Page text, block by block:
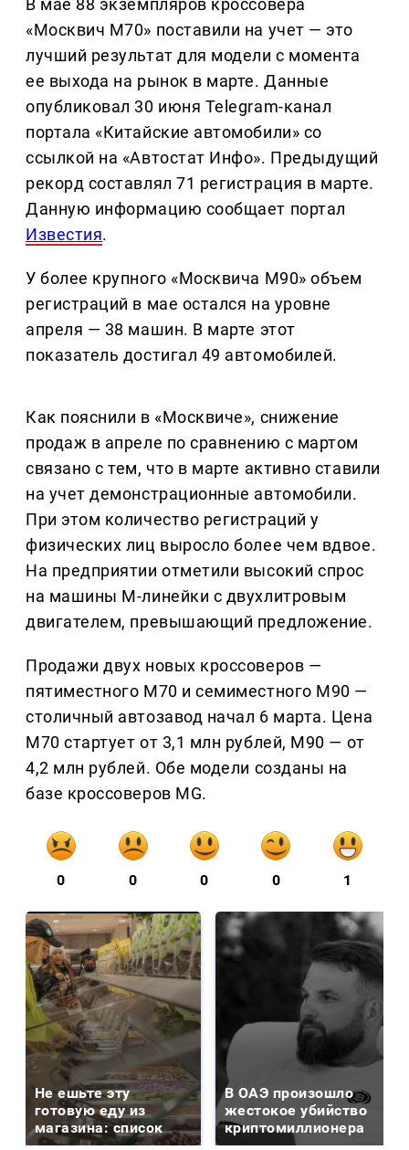
В мае 88 экземпляров кроссовера
«Москвич М70» поставили на учет — это
лучший результат для модели с момента
ее выхода на рынок в марте. Данные
опубликовал 30 июня Telegram-канал
портала «Китайские автомобили» со
ссылкой на «Автостат Инфо». Предыдущий
рекорд составлял 71 регистрация в марте.
Данную информацию сообщает портал
Известия.
У более крупного «Москвича М90» объем
регистраций в мае остался на уровне
апреля — 38 машин. В марте этот
показатель достигал 49 автомобилей.
Как пояснили в «Москвиче», снижение
продаж в апреле по сравнению с мартом
связано с тем, что в марте активно ставили
на учет демонстрационные автомобили.
При этом количество регистраций у
физических лиц выросло более чем вдвое.
На предприятии отметили высокий спрос
на машины М-линейки с двухлитровым
двигателем, превышающий предложение.
Продажи двух новых кроссоверов —
пятиместного М70 и семиместного М90 —
столичный автозавод начал 6 марта. Цена
М70 стартует от 3,1 млн рублей, М90 — от
4,2 млн рублей. Обе модели созданы на
базе кроссоверов MG.
0 0 0 0 1
Не ешьте эту
готовую еду из
магазина: список
В ОАЭ произошло
жестокое убийство
криптомиллионера